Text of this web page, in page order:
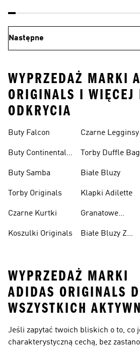
Następne
WYPRZEDAŻ MARKI
ORIGINALS I WIĘCEJ
ODKRYCIA
Buty Falcon
Buty Continental
Buty Samba
Torby Originals
Czarne Kurtki
Koszulki Originals
Czarne Legginsy
Torby Duffle Bag
Białe Bluzy
Klapki Adilette
Granatowe
Białe Bluzy Z
WYPRZEDAŻ MARKI
ADIDAS ORIGINALS
WSZYSTKICH
Jeśli zapytać twoich bliskich o to, co
charakterystyczną cechą, bez